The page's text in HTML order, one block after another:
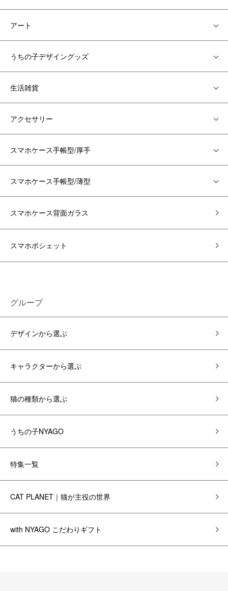
アート
うちの子デザイングッズ
生活雑貨
アクセサリー
スマホケース手帳型/厚手
スマホケース手帳型/薄型
スマホケース背面ガラス
スマホポシェット
グループ
デザインから選ぶ
キャラクターから選ぶ
猫の種類から選ぶ
うちの子NYAGO
特集一覧
CAT PLANET｜猫が主役の世界
with NYAGO こだわりギフト